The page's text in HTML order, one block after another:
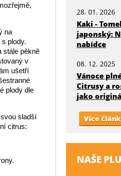
na
plody.
stále pěkně
v
ušetří
plody dle
sladší
citrus:
28. 01. 2026
Kaki - Tomel
japonský:
nabídce
08. 12. 2025
Vánoce
Citrusy a
jako
Více
NAŠE